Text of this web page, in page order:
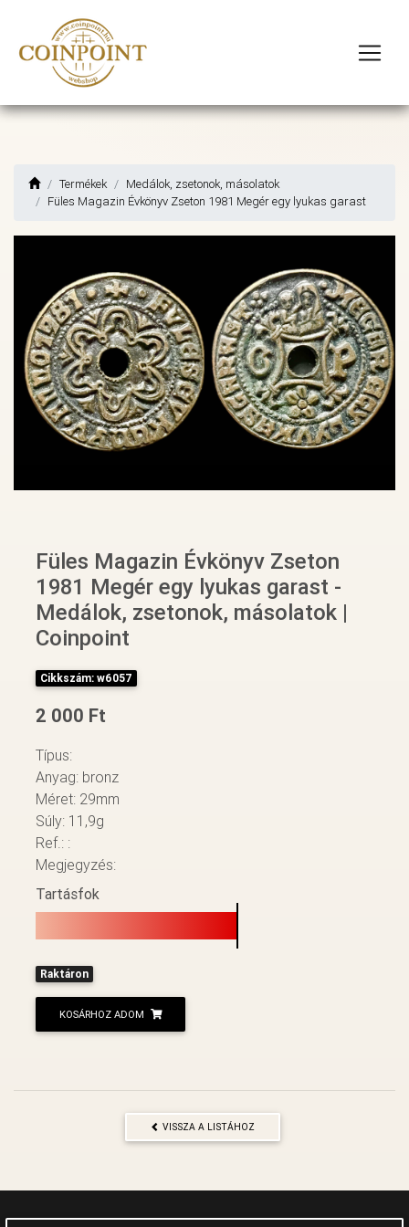
Termékek
Medálok, zsetonok, másolatok
Füles Magazin Évkönyv Zseton 1981 Megér egy lyukas garast
Füles Magazin Évkönyv Zseton
1981 Megér egy lyukas garast -
Medálok, zsetonok, másolatok |
Coinpoint
Cikkszám: w6057
2 000 Ft
Típus:
Anyag: bronz
Méret: 29mm
Súly: 11,9g
Ref.: :
Megjegyzés:
Tartásfok
Raktáron
KOSÁRHOZ ADOM
VISSZA A LISTÁHOZ